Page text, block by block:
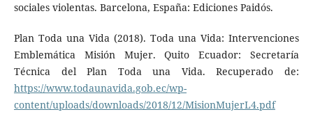
sociales violentas. Barcelona, España: Ediciones Paidós.
Plan Toda una Vida (2018). Toda una Vida: Intervenciones
Emblemática Misión Mujer. Quito Ecuador: Secretaría
Técnica del Plan Toda una Vida. Recuperado de:
https://www.todaunavida.gob.ec/wp-
content/uploads/downloads/2018/12/MisionMujerL4.pdf